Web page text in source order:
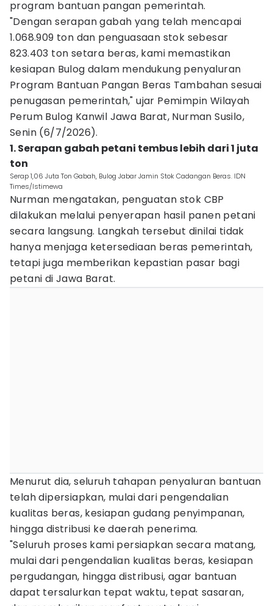
program bantuan pangan pemerintah.
"Dengan serapan gabah yang telah mencapai
1.068.909 ton dan penguasaan stok sebesar
823.403 ton setara beras, kami memastikan
kesiapan Bulog dalam mendukung penyaluran
Program Bantuan Pangan Beras Tambahan sesuai
penugasan pemerintah," ujar Pemimpin Wilayah
Perum Bulog Kanwil Jawa Barat, Nurman Susilo,
Senin (6/7/2026).
1. Serapan gabah petani tembus lebih dari 1 juta
ton
Serap 1,06 Juta Ton Gabah, Bulog Jabar Jamin Stok Cadangan Beras. IDN
Times/Istimewa
Nurman mengatakan, penguatan stok CBP
dilakukan melalui penyerapan hasil panen petani
secara langsung. Langkah tersebut dinilai tidak
hanya menjaga ketersediaan beras pemerintah,
tetapi juga memberikan kepastian pasar bagi
petani di Jawa Barat.
Menurut dia, seluruh tahapan penyaluran bantuan
telah dipersiapkan, mulai dari pengendalian
kualitas beras, kesiapan gudang penyimpanan,
hingga distribusi ke daerah penerima.
"Seluruh proses kami persiapkan secara matang,
mulai dari pengendalian kualitas beras, kesiapan
pergudangan, hingga distribusi, agar bantuan
dapat tersalurkan tepat waktu, tepat sasaran,